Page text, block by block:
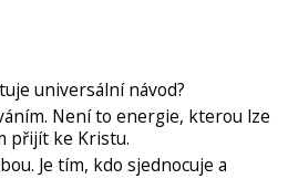
universální návod?
Není to energie, kterou lze
přijít ke Kristu.
Je tím, kdo sjednocuje a